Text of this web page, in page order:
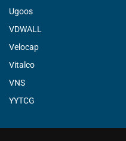
Ugoos
VDWALL
Velocap
Vitalco
VNS
YYTCG